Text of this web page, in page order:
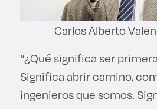
Carlos Alberto
“¿Qué significa ser
Significa abrir camino,
ingenieros que somos.